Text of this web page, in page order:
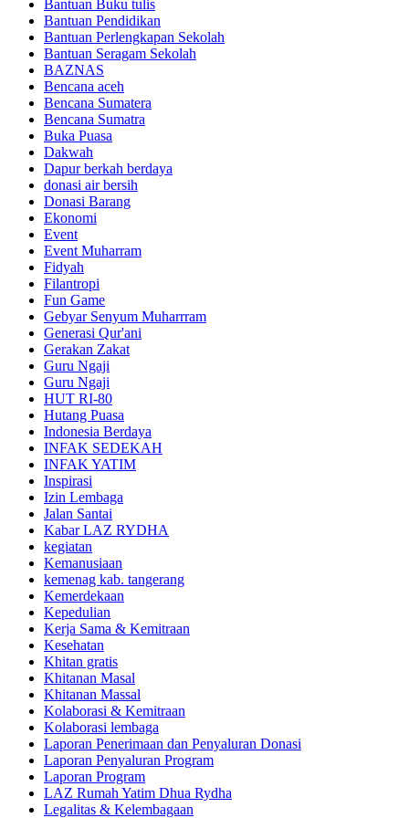
Bantuan Buku tulis
Bantuan Pendidikan
Bantuan Perlengkapan Sekolah
Bantuan Seragam Sekolah
BAZNAS
Bencana aceh
Bencana Sumatera
Bencana Sumatra
Buka Puasa
Dakwah
Dapur berkah berdaya
donasi air bersih
Donasi Barang
Ekonomi
Event
Event Muharram
Fidyah
Filantropi
Fun Game
Gebyar Senyum Muharrram
Generasi Qur'ani
Gerakan Zakat
Guru Ngaji
Guru Ngaji
HUT RI-80
Hutang Puasa
Indonesia Berdaya
INFAK SEDEKAH
INFAK YATIM
Inspirasi
Izin Lembaga
Jalan Santai
Kabar LAZ RYDHA
kegiatan
Kemanusiaan
kemenag kab. tangerang
Kemerdekaan
Kepedulian
Kerja Sama & Kemitraan
Kesehatan
Khitan gratis
Khitanan Masal
Khitanan Massal
Kolaborasi & Kemitraan
Kolaborasi lembaga
Laporan Penerimaan dan Penyaluran Donasi
Laporan Penyaluran Program
Laporan Program
LAZ Rumah Yatim Dhua Rydha
Legalitas & Kelembagaan